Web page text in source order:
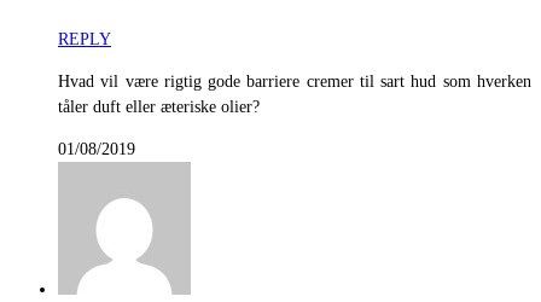
REPLY
Hvad vil være rigtig gode barriere cremer til sart hud som hverken
tåler duft eller æteriske olier?
01/08/2019